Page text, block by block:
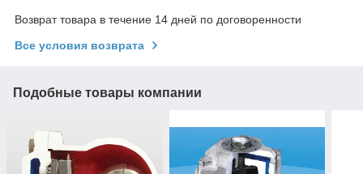
Возврат товара в течение 14 дней по договоренности
Все условия возврата
Подобные товары компании